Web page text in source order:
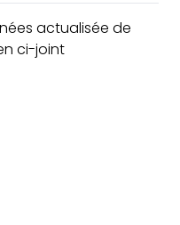
actualisée de
ci-joint